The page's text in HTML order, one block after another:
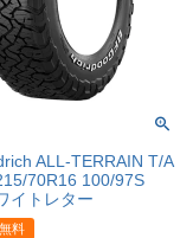
ALL-TERRAIN T/A
70R16 100/97S
イトレター
料